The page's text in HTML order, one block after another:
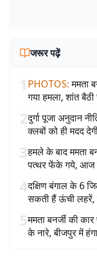
जरूर पढ़ें
1 PHOTOS: ममता
गया हमला, शांत
2दुर्गा पूजा अनुदान
क्लबों को ही मदद
3हमले के बाद ममता
पत्थर फेंके गये, आज
4दक्षिण बंगाल के 6
सकती हैं ऊंची लहरें,
5ममता बनर्जी की
के नारे, बीजपुर में